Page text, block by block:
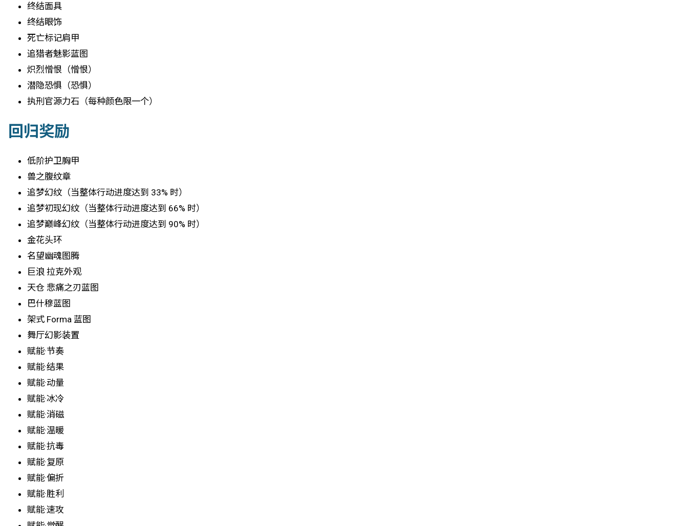
终结面具
终结眼饰
死亡标记肩甲
追猎者魅影蓝图
炽烈憎恨（憎恨）
潜隐恐惧（恐惧）
执刑官源力石（每种颜色限一个）
回归奖励
低阶护卫胸甲
兽之腹纹章
追梦幻纹（当整体行动进度达到 33% 时）
追梦初现幻纹（当整体行动进度达到 66% 时）
追梦巅峰幻纹（当整体行动进度达到 90% 时）
金花头环
名望幽魂图腾
巨浪 拉克外观
天仓 悲痛之刃蓝图
巴什穆蓝图
架式 Forma 蓝图
舞厅幻影装置
赋能·节奏
赋能·结果
赋能·动量
赋能·冰冷
赋能·消磁
赋能·温暖
赋能·抗毒
赋能·复原
赋能·偏折
赋能·胜利
赋能·速攻